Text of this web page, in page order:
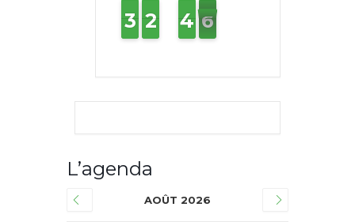
2
2
3
3 1
1
2
2 3
3
4
4 6
5
5
L’agenda
AOÛT 2026